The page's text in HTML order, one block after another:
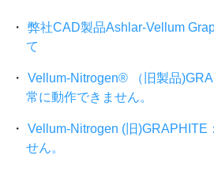
弊社CAD製品Ashlar-Vellum
て
Vellum-Nitrogen® （旧製品
常に動作できません。
Vellum-Nitrogen (旧)GRAPHITE
せん。